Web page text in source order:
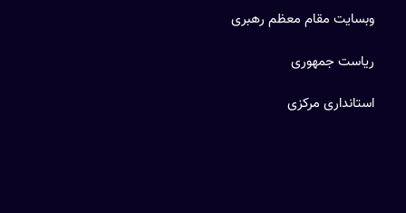
وبسایت مقام معظم رهبری
ریاست جمهوری
استانداری مرکزی